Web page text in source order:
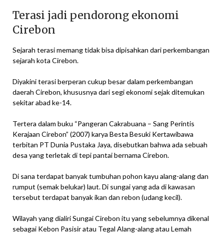
Terasi jadi pendorong ekonomi
Cirebon
Sejarah terasi memang tidak bisa dipisahkan dari perkembangan
sejarah kota Cirebon.
Diyakini terasi berperan cukup besar dalam perkembangan
daerah Cirebon, khususnya dari segi ekonomi sejak ditemukan
sekitar abad ke-14.
Tertera dalam buku “Pangeran Cakrabuana – Sang Perintis
Kerajaan Cirebon” (2007) karya Besta Besuki Kertawibawa
terbitan PT Dunia Pustaka Jaya, disebutkan bahwa ada sebuah
desa yang terletak di tepi pantai bernama Cirebon.
Di sana terdapat banyak tumbuhan pohon kayu alang-alang dan
rumput (semak belukar) laut. Di sungai yang ada di kawasan
tersebut terdapat banyak ikan dan rebon (udang kecil).
Wilayah yang dialiri Sungai Cirebon itu yang sebelumnya dikenal
sebagai Kebon Pasisir atau Tegal Alang-alang atau Lemah